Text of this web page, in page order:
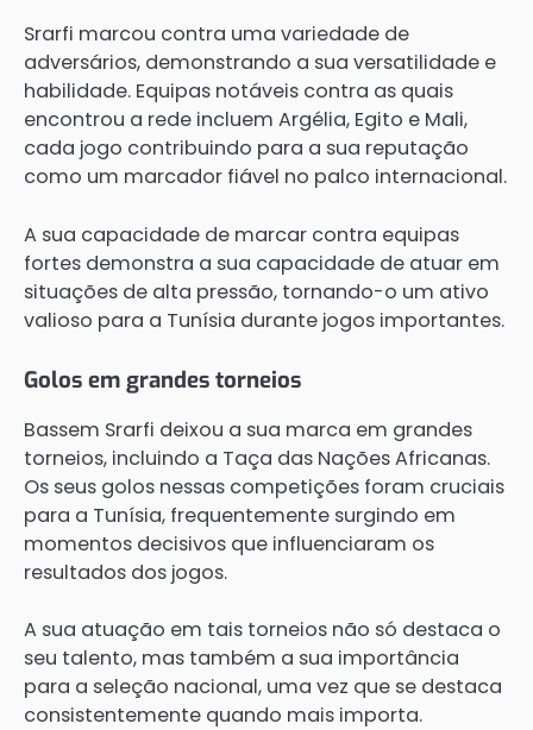
Srarfi marcou contra uma variedade de
adversários, demonstrando a sua versatilidade e
habilidade. Equipas notáveis contra as quais
encontrou a rede incluem Argélia, Egito e Mali,
cada jogo contribuindo para a sua reputação
como um marcador fiável no palco internacional.
A sua capacidade de marcar contra equipas
fortes demonstra a sua capacidade de atuar em
situações de alta pressão, tornando-o um ativo
valioso para a Tunísia durante jogos importantes.
Golos em grandes torneios
Bassem Srarfi deixou a sua marca em grandes
torneios, incluindo a Taça das Nações Africanas.
Os seus golos nessas competições foram cruciais
para a Tunísia, frequentemente surgindo em
momentos decisivos que influenciaram os
resultados dos jogos.
A sua atuação em tais torneios não só destaca o
seu talento, mas também a sua importância
para a seleção nacional, uma vez que se destaca
consistentemente quando mais importa.